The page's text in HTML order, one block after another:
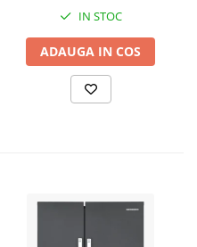
IN STOC
ADAUGA IN COS